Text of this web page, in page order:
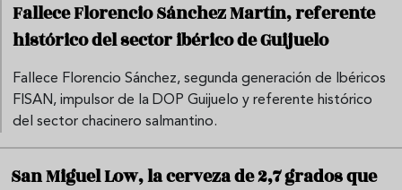
Fallece Florencio Sánchez Martín, referente
histórico del sector ibérico de Guijuelo
Fallece Florencio Sánchez, segunda generación de Ibéricos
FISAN, impulsor de la DOP Guijuelo y referente histórico
del sector chacinero salmantino.
San Miguel Low, la cerveza de 2,7 grados que